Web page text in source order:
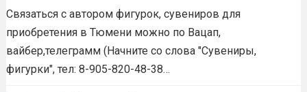
Связаться с автором фигурок, сувениров для
приобретения в Тюмени можно по Вацап,
вайбер,телеграмм (Начните со слова "Сувениры,
фигурки", тел: 8-905-820-48-38…